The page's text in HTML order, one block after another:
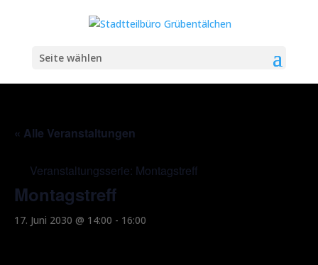
Seite wählen
« Alle Veranstaltungen
Veranstaltungsserie: Montagstreff
Montagstreff
17. Juni 2030 @ 14:00 - 16:00